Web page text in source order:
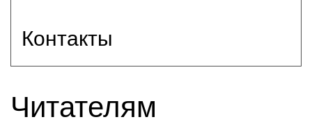
Контакты
Читателям